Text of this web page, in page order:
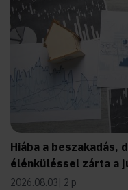
Hiába a beszakadás,
élénküléssel zárta a
2026.08.03 2 p